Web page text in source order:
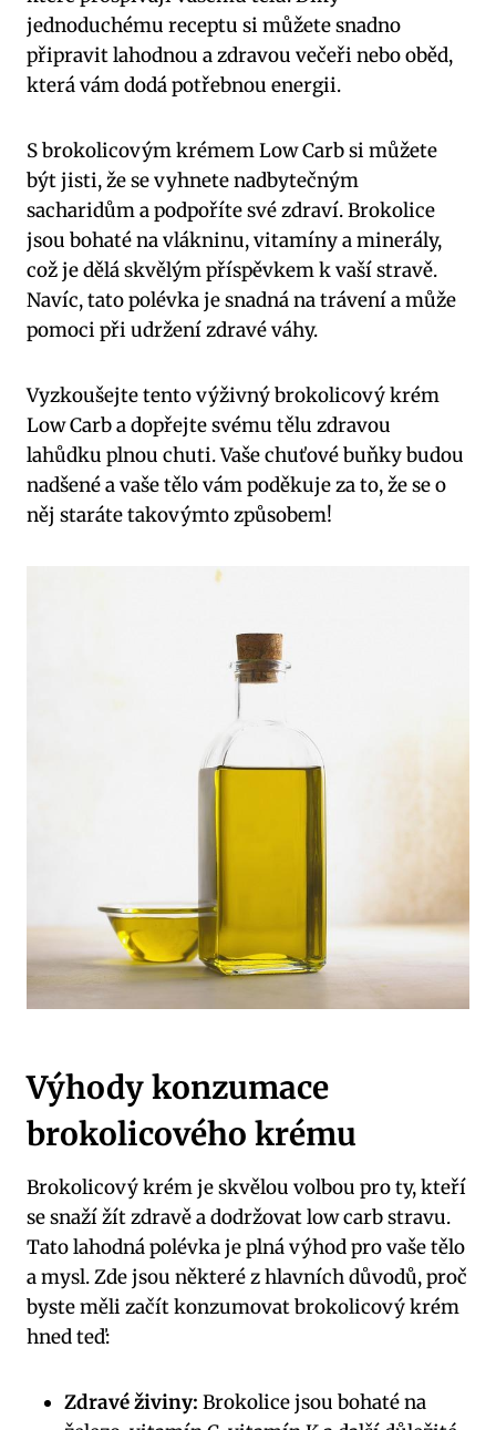
jednoduchému receptu si můžete snadno
připravit lahodnou a zdravou večeři nebo oběd,
která vám dodá potřebnou energii.
S brokolicovým krémem Low Carb si můžete
být jisti, že se vyhnete nadbytečným
sacharidům a podpoříte své zdraví. Brokolice
jsou bohaté na vlákninu, vitamíny a minerály,
což je dělá skvělým příspěvkem k vaší stravě.
Navíc, tato polévka je snadná na trávení a může
pomoci při udržení zdravé váhy.
Vyzkoušejte tento výživný brokolicový krém
Low Carb a dopřejte svému tělu zdravou
lahůdku plnou chuti. Vaše chuťové buňky budou
nadšené a vaše tělo vám poděkuje za to, že se o
něj staráte takovýmto způsobem!
Výhody konzumace
brokolicového krému
Brokolicový krém je skvělou volbou pro ty, kteří
se snaží žít zdravě a dodržovat low carb stravu.
Tato lahodná polévka je plná výhod pro vaše tělo
a mysl. Zde jsou některé z hlavních důvodů, proč
byste měli začít konzumovat brokolicový krém
hned teď:
Zdravé živiny: Brokolice jsou bohaté na